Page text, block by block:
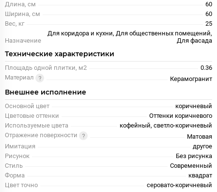
Длина, см
60
Ширина, см
60
Вес, кг
25
Назначение
Для коридора и кухни, Для общественных помещений,
Для фасада
Технические характеристики
Площадь одной плитки, м2
0.36
Материал
Керамогранит
Внешнее исполнение
Основной цвет
коричневый
Цветовые оттенки
Оттенки коричневого
Используемые цвета
кофейный, светло-коричневый
Отражение поверхности
Матовая
Имитация
другое
Рисунок
Без рисунка
Стиль
Современный
Форма
квадрат
Цвет точно
серовато-коричневый